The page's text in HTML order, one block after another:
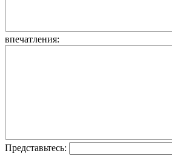
впечатления:
Представьтесь: